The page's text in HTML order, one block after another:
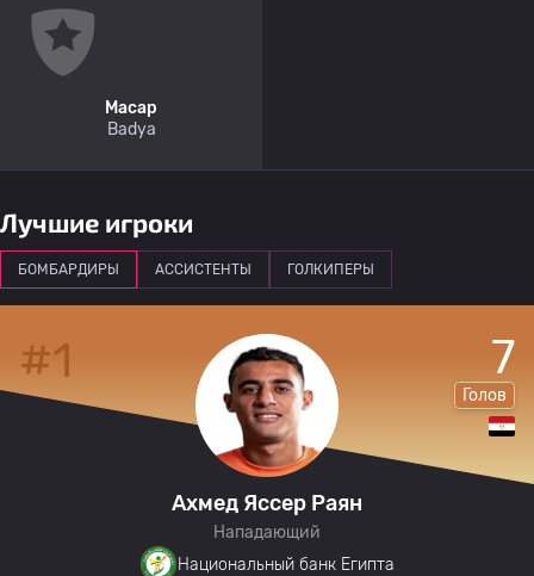
Масар
Badya
Лучшие игроки
БОМБАРДИРЫ АССИСТЕНТЫ ГОЛКИПЕРЫ
#1
Ахмед Яссер Раян
Нападающий
Национальный банк Египта
7
Голов